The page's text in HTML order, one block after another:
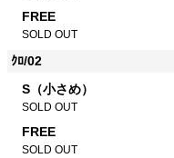
FREE
SOLD OUT
ｸﾛ/02
S（小さめ）
SOLD OUT
FREE
SOLD OUT